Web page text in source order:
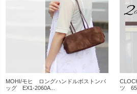
MOHI/モヒ ロングハンドルボストンバ
ッグ EX1-2060A...
ツ